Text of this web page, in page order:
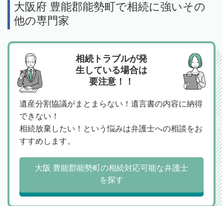
大阪府 豊能郡能勢町で相続に強いその
他の専門家
相続トラブルが発
生している場合は
要注意！！
遺産分割協議がまとまらない！遺言書の内容に納得
できない！
相続放棄したい！という悩みは弁護士への相談をお
すすめします。
大阪 豊能郡能勢町の相続対応可能な弁護士
を探す